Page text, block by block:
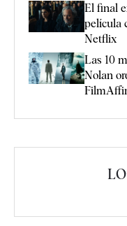
El final
película
Netflix
Las 10
Nolan